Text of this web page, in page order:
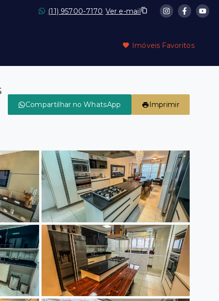
(11) 95700-7170 Ver e-mail
Imóveis Favoritos
Compartilhar no WhatsApp Imprimir